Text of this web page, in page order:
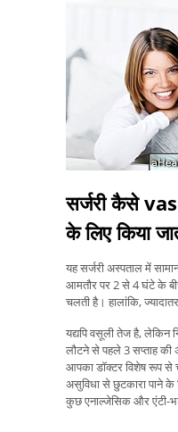
सर्जरी कैसे
के लिए किया
यह सर्जरी अस्पताल में
आमतौर पर 2 से 4 घंटे के
चलती है। हालांकि,
यद्यपि वसूली तेज है, लेकिन
लौटने से पहले 3 सप्ताह
आपका डॉक्टर विशेष रूप से
असुविधा से छुटकारा पाने के
कुछ एनाल्जेसिक और एंटी-